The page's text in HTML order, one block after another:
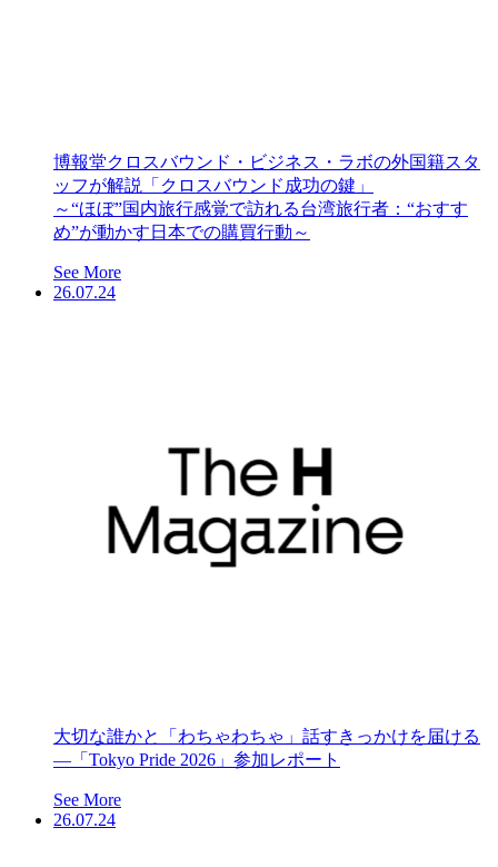
博報堂クロスバウンド・ビジネス・ラボの外国籍スタ
ッフが解説「クロスバウンド成功の鍵」
～“ほぼ”国内旅行感覚で訪れる台湾旅行者：“おすす
め”が動かす日本での購買行動～
See More
26.07.24
大切な誰かと「わちゃわちゃ」話すきっかけを届ける
―「Tokyo Pride 2026」参加レポート
See More
26.07.24